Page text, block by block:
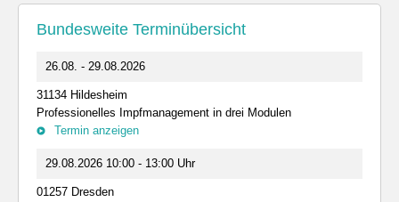
Bundesweite Terminübersicht
26.08. - 29.08.2026
31134 Hildesheim
Professionelles Impfmanagement in drei Modulen
Termin anzeigen
29.08.2026 10:00 - 13:00 Uhr
01257 Dresden